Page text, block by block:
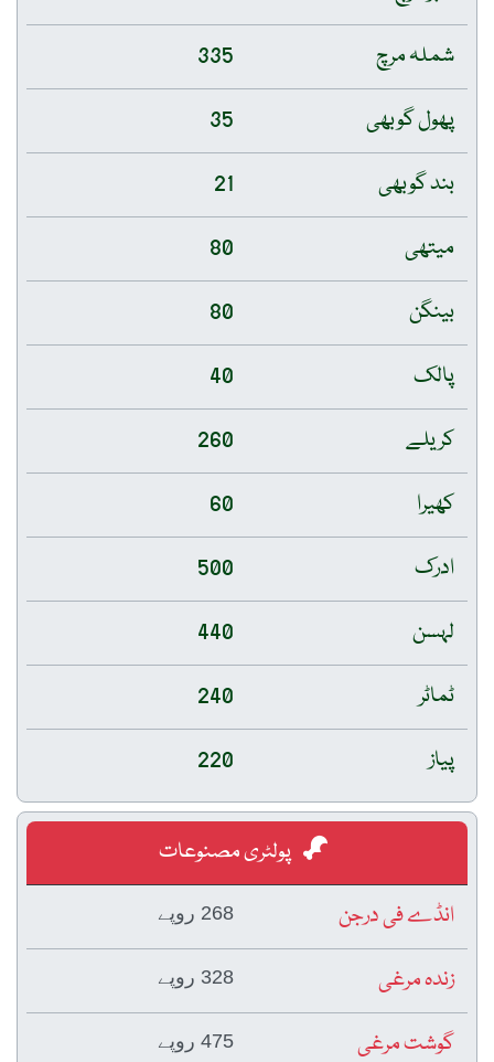
شملہ مرچ
335
پھول گوبھی
35
بند گوبھی
21
میتھی
80
بینگن
80
پالک
40
کریلے
260
کھیرا
60
ادرک
500
لہسن
440
ٹماٹر
240
پیاز
220
پولٹری مصنوعات
انڈے فی درجن
268 روپے
زندہ مرغی 328 روپے
گوشت مرغی 475 روپے